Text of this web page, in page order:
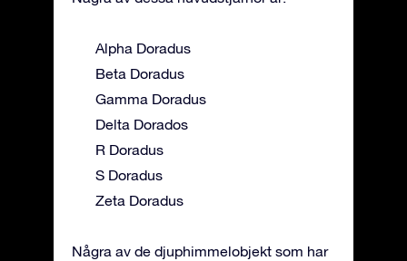
Alpha Doradus
Beta Doradus
Gamma Doradus
Delta Dorados
R Doradus
S Doradus
Zeta Doradus
Några av de djuphimmelobjekt som har